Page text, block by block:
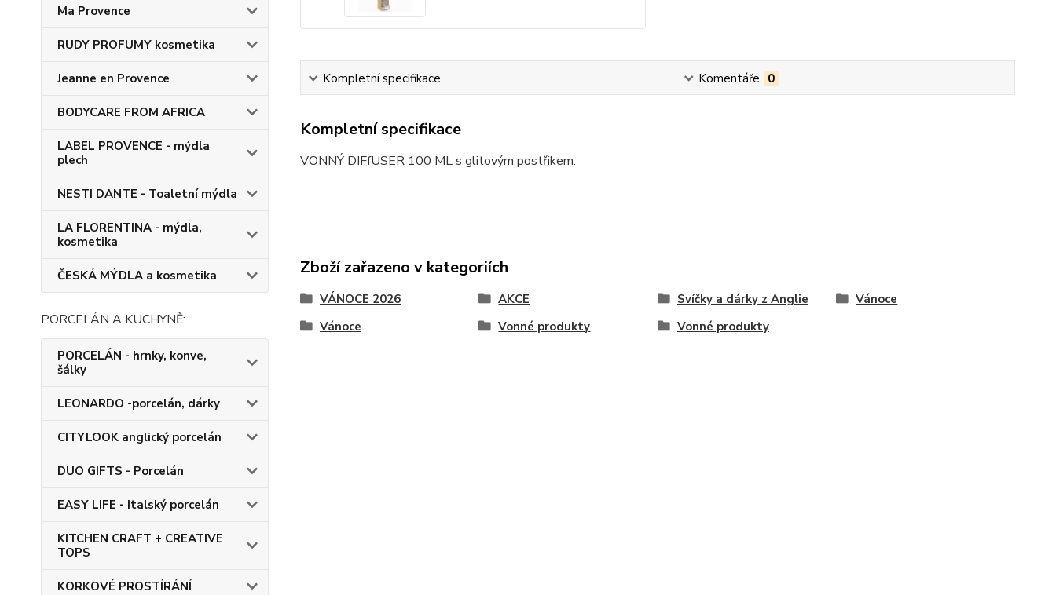
Ma Provence
RUDY PROFUMY kosmetika
Jeanne en Provence
BODYCARE FROM AFRICA
LABEL PROVENCE - mýdla
plech
NESTI DANTE - Toaletní mýdla
LA FLORENTINA - mýdla,
kosmetika
ČESKÁ MÝDLA a kosmetika
PORCELÁN A KUCHYNĚ:
PORCELÁN - hrnky, konve,
šálky
LEONARDO -porcelán, dárky
CITYLOOK anglický porcelán
DUO GIFTS - Porcelán
EASY LIFE - Italský porcelán
KITCHEN CRAFT + CREATIVE
TOPS
KORKOVÉ PROSTÍRÁNÍ
Kompletní specifikace Komentáře 0
Kompletní specifikace
VONNÝ DIFfUSER 100 ML s glitovým postřikem.
Zboží zařazeno v kategoriích
VÁNOCE 2026 AKCE Svíčky a dárky z Anglie
Vánoce
Vánoce
Vonné produkty Vonné produkty